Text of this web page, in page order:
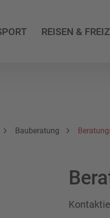
REISEN &
Bauberatung